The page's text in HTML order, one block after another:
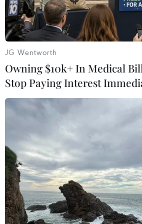
gã khùng.” Theo ôngthì thông
một tạp chí trên là do bất
trùm làng thời trang xuất thân
sẻ với đài France 2:“Dĩ nhiên
Nhà thiết kế đang sống tại
tiếc thay là tôi khôngnói tiếng
vậy tôi không thực sự hiểu họ
cuộc phỏng vấn với phiên
thống nổi tiếng với lập trường
giàu là một“gã khùng” bởi áp
với những người có thu nhập
triệu euro.Hiện đang làm
cho thương hiệu nổi tiếng
quan hệ mật thiết với nhiều
JG Wentworth
Owning $10k+ In Medical
Stop Paying Interest